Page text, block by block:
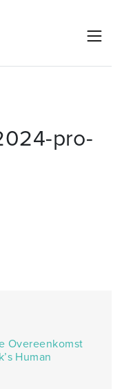
pro-
Overeenkomst
Human